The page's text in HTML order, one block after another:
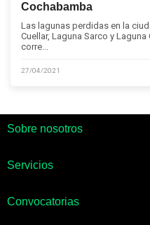
Cochabamba
Las lagunas perdidas en la
Cuellar, Laguna Sarco y
corre...
27/04/2021
Sobre nosotros
Servicios
Convocatorias